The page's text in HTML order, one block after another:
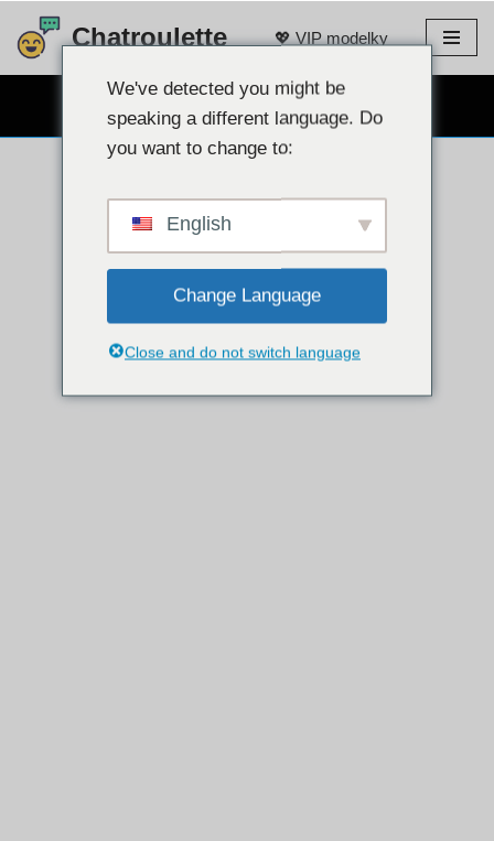
Preskočiť
Chatroulette 💖 VIP modelky
BEZPLATNÝ WEBKAMEROVÝ CHAT 👉
We've detected you might be
speaking a different language. Do
you want to change to:
English
Change Language
Close and do not switch language